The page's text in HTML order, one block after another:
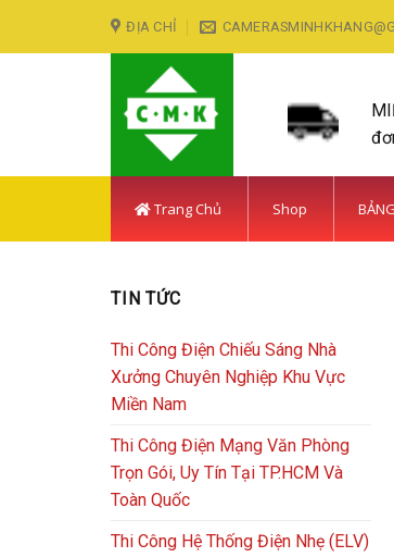
ĐỊA CHỈ
Trang Chủ Shop
TIN TỨC
Thi Công Điện Chiếu Sáng Nhà
Xưởng Chuyên Nghiệp Khu Vực
Miền Nam
Thi Công Điện Mạng Văn Phòng
Trọn Gói, Uy Tín Tại TP.HCM Và
Toàn Quốc
Thi Công Hệ Thống Điện Nhẹ (ELV)